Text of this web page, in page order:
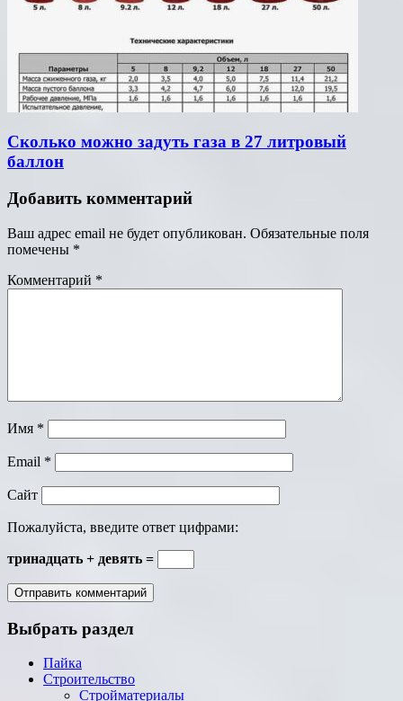
Сколько можно задуть газа в 27 литровый
баллон
Добавить комментарий
Ваш адрес email не будет опубликован. Обязательные поля
помечены *
Комментарий *
Имя *
Email *
Сайт
Пожалуйста, введите ответ цифрами:
тринадцать + девять =
Выбрать раздел
Пайка
Строительство
Стройматериалы